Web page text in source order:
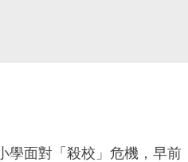
學面對「殺校」危機，早前